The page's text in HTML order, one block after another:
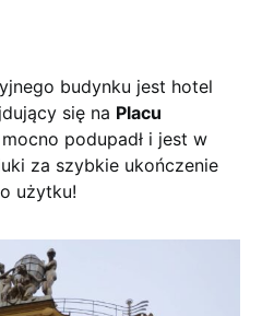
budynku jest hotel
się na Placu
podupadł i jest w
za szybkie ukończenie
użytku!